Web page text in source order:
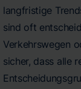
langfristige
sind oft
Verkehrswegen
sicher, dass alle